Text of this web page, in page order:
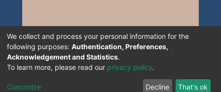
We collect and process your personal information for the
following purposes: Authentication, Preferences,
Acknowledgement and Statistics.
To learn more, please read our privacy policy.
Customize Decline That's ok